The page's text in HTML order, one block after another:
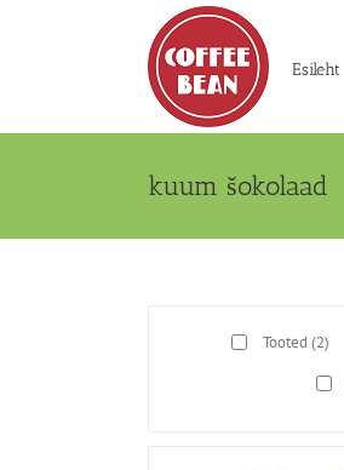
Esileht
kuum šokolaad
Tooted (2)